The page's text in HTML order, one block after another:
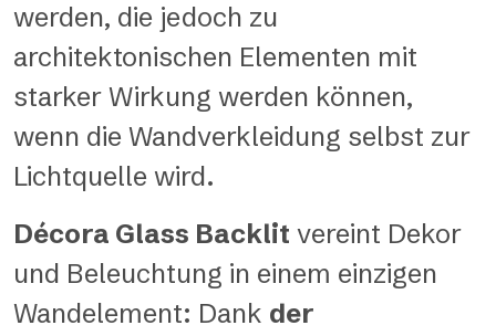
werden, die jedoch zu
architektonischen Elementen mit
starker Wirkung werden können,
wenn die Wandverkleidung selbst zur
Lichtquelle wird.
Décora Glass Backlit vereint Dekor
und Beleuchtung in einem einzigen
Wandelement: Dank der